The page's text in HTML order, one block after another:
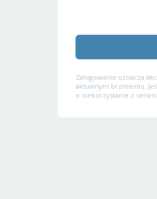
Zalogowanie oznacza
aktualnym brzmieniu.
o niekorzystanie z